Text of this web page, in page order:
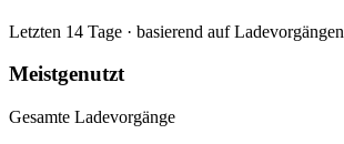
Letzten 14 Tage · basierend auf Ladevorgängen
Meistgenutzt
Gesamte Ladevorgänge